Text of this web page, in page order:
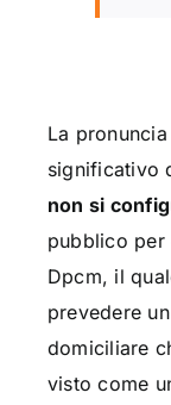
La
significativo
non si
pubblico per
Dpcm, il
prevedere
domiciliare
visto come